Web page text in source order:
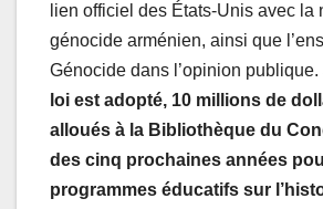
lien officiel des États-Unis avec la
génocide arménien, ainsi que
Génocide dans l’opinion publique.
loi est adopté, 10 millions de
alloués à la Bibliothèque du
des cinq prochaines années
programmes éducatifs sur